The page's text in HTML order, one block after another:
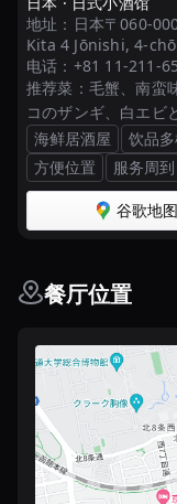
地址： 日本〒060-
Kita 4 Jōnishi, 4-
电话： +81 11-211-
推荐菜： 毛蟹、南蛮
コのザンギ、白エビ
海鲜居酒屋
饮品
方便位置
服务周到
谷歌地图
餐厅位置